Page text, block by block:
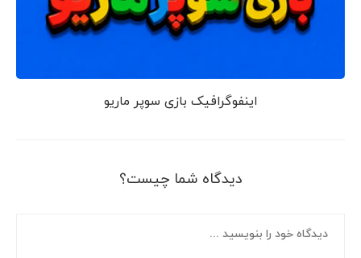
اینفوگرافیک بازی سوپر ماریو
دیدگاه شما چیست؟